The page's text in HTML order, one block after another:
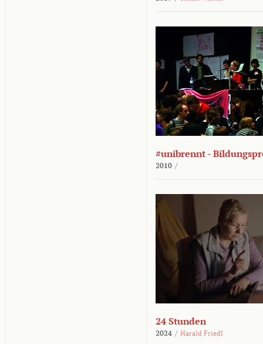
#unibrennt -
2010 /
24 Stunden
2024 / Harald Friedl